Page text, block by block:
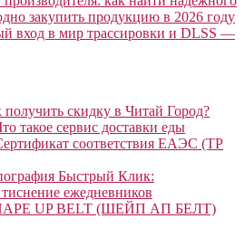
закупить продукцию в 2026 году
вход в мир трассировки и DLSS —
получить скидку в Читай Город?
такое сервис доставки еды
соответствия ЕАЭС (ТР
Быстрый Клик:
ежедневников
UP BELT (ШЕЙП АП БЕЛТ)